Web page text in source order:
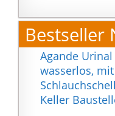
Bestseller
Agande
wasserlos,
Keller